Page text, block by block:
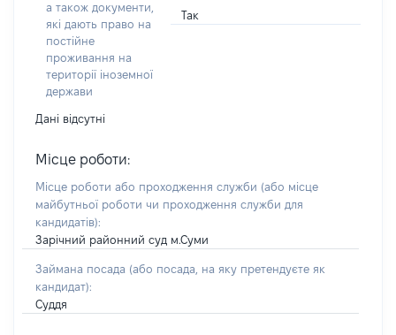
а також документи,
які дають право на
постійне
проживання на
території іноземної
держави
Так
Дані відсутні
Місце роботи:
Місце роботи або проходження служби (або місце
майбутньої роботи чи проходження служби для
кандидатів):
Зарічний районний суд м.Суми
Займана посада (або посада, на яку претендуєте як
кандидат):
Суддя